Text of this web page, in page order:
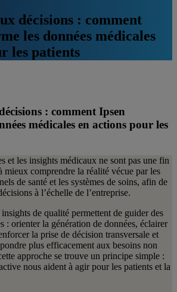
décisions : comment
les données médicales
les patients
: comment Ipsen
médicales en actions pour les
et les insights médicaux ne sont pas une fin
mieux comprendre la réalité vécue par les
de santé et les systèmes de soins, afin de
à l’échelle de l’entreprise.
insights de qualité permettent de guider des
: orienter la génération de données, éclairer
la prise de décision transversale et
plus efficacement aux besoins non
approche se trouve un principe simple :
nous aident à agir pour les patients et la